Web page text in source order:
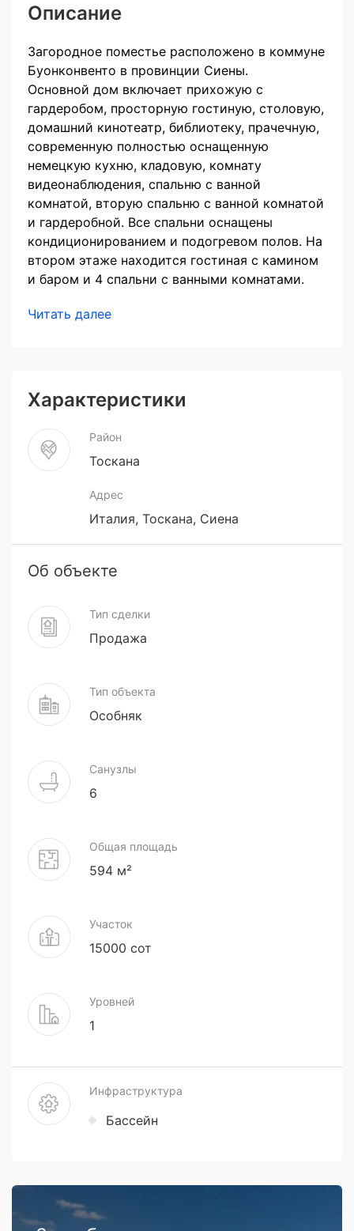
Описание
Загородное поместье расположено в коммуне
Буонконвенто в провинции Сиены.
Основной дом включает прихожую с
гардеробом, просторную гостиную, столовую,
домашний кинотеатр, библиотеку, прачечную,
современную полностью оснащенную
немецкую кухню, кладовую, комнату
видеонаблюдения, спальню с ванной
комнатой, вторую спальню с ванной комнатой
и гардеробной. Все спальни оснащены
кондиционированием и подогревом полов. На
втором этаже находится гостиная с камином
и баром и 4 спальни с ванными комнатами.
Читать далее
Характеристики
Район
Тоскана
Адрес
Италия, Тоскана, Сиена
Об объекте
Тип сделки
Продажа
Тип объекта
Особняк
Санузлы
6
Общая площадь
594 м²
Участок
15000 сот
Уровней
1
Инфраструктура
Бассейн